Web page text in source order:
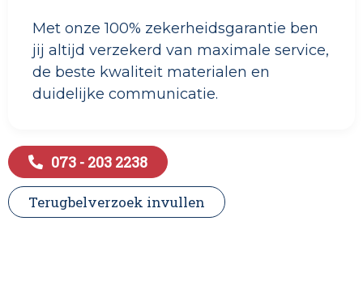
Met onze 100% zekerheidsgarantie ben
jij altijd verzekerd van maximale service,
de beste kwaliteit materialen en
duidelijke communicatie.
073 - 203 2238
Terugbelverzoek invullen